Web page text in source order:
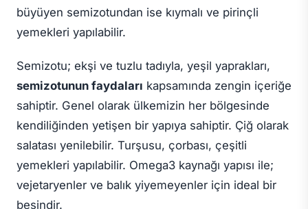
büyüyen semizotundan ise kıymalı ve pirinçli
yemekleri yapılabilir.
Semizotu; ekşi ve tuzlu tadıyla, yeşil yaprakları,
semizotunun faydaları kapsamında zengin içeriğe
sahiptir. Genel olarak ülkemizin her bölgesinde
kendiliğinden yetişen bir yapıya sahiptir. Çiğ olarak
salatası yenilebilir. Turşusu, çorbası, çeşitli
yemekleri yapılabilir. Omega3 kaynağı yapısı ile;
vejetaryenler ve balık yiyemeyenler için ideal bir
besindir.